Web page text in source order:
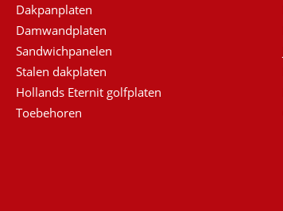
Dakpanplaten
Damwandplaten
Sandwichpanelen
Stalen dakplaten
Hollands Eternit golfplaten
Toebehoren